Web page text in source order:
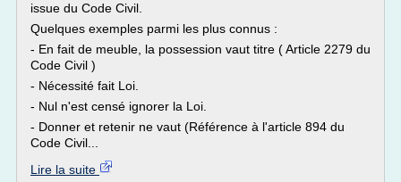
issue du Code Civil.
Quelques exemples parmi les plus connus :
- En fait de meuble, la possession vaut titre ( Article 2279 du
Code Civil )
- Nécessité fait Loi.
- Nul n'est censé ignorer la Loi.
- Donner et retenir ne vaut (Référence à l'article 894 du
Code Civil...
Lire la suite